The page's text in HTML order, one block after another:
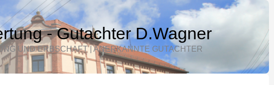
- Gutachter D.Wagner
UND ERBSCHAFT | ANERKANNTE GUTACHTER